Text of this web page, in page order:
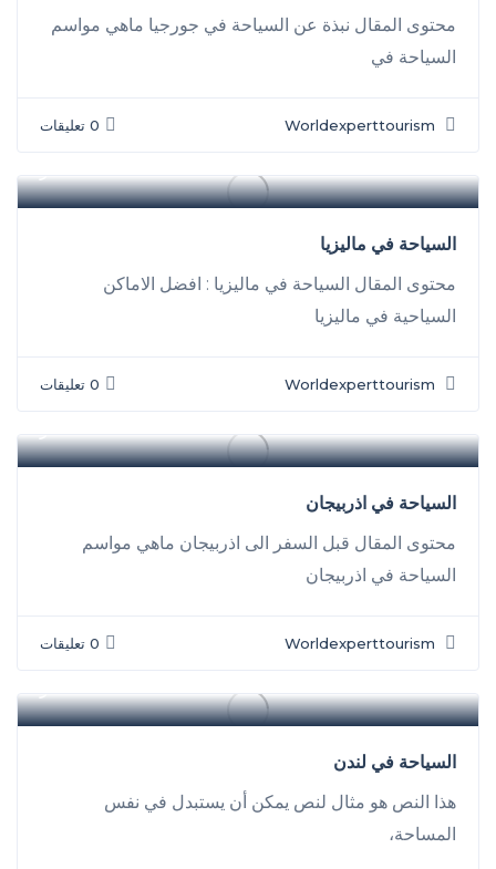
محتوى المقال نبذة عن السياحة في جورجيا ماهي مواسم
السياحة في
Worldexperttourism 0 تعليقات
السياحة في ماليزيا
محتوى المقال السياحة في ماليزيا : افضل الاماكن
السياحية في ماليزيا
Worldexperttourism 0 تعليقات
السياحة في اذربيجان
محتوى المقال قبل السفر الى اذربيجان ماهي مواسم
السياحة في اذربيجان
Worldexperttourism 0 تعليقات
السياحة في لندن
هذا النص هو مثال لنص يمكن أن يستبدل في نفس
المساحة،